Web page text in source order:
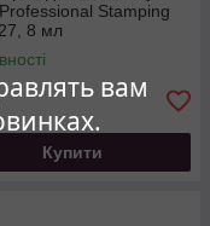
вам
Stamping
8 мл
Купити